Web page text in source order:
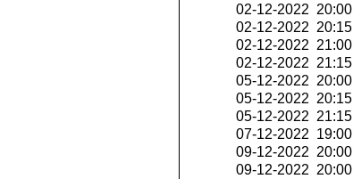
02-12-2022 20:00
02-12-2022 20:15
02-12-2022 21:00
02-12-2022 21:15
05-12-2022 20:00
05-12-2022 20:15
05-12-2022 21:15
07-12-2022 19:00
09-12-2022 20:00
09-12-2022 20:00